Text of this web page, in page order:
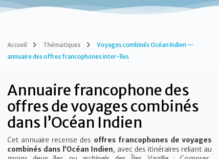
Accueil Thématiques
Voyages combinés Océan Indien —
annuaire des offres francophones inter-îles
Annuaire francophone des
offres de voyages combinés
dans l’Océan Indien
Cet annuaire recense des offres francophones de voyages
combinés dans l’Océan Indien, avec des itinéraires reliant au